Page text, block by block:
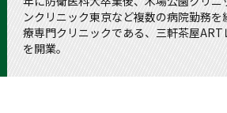
ンクリニック東京など複数の病院勤務
療専門クリニックである、三軒茶屋ART
を開業。